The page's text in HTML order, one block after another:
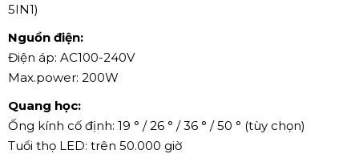
5IN1)
Nguồn điện:
Điện áp: AC100-240V
Max.power: 200W
Quang học:
Ống kính cố định: 19 ° / 26 ° / 36 ° / 50 ° (tùy chọn)
Tuổi thọ LED: trên 50.000 giờ